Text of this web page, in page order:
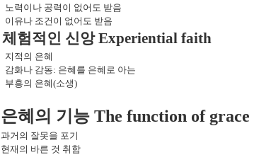
노력이나 공력이 없어도 받음
이유나 조건이 없어도 받음
체험적인 신앙Experiential faith
지적의 은혜
감화나 감동: 은혜를 은혜로 아는
부흥의 은혜(소생)
은혜의 기능 The function of grace
과거의 잘못을 포기
현재의 바른 것 취함